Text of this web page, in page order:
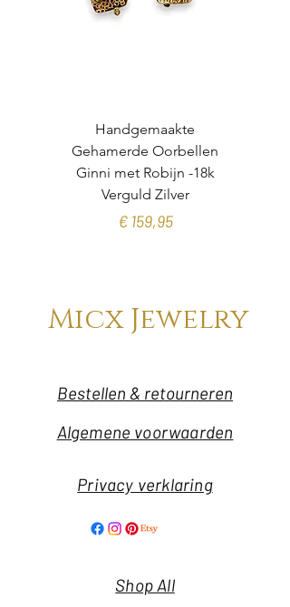
Handgemaakte
Gehamerde Oorbellen
Ginni met Robijn -18k
Verguld Zilver
Prijs
€ 159,95
Micx Jewelry
Bestellen & retourneren
Algemene voorwaarden
Privacy verklaring
Shop All